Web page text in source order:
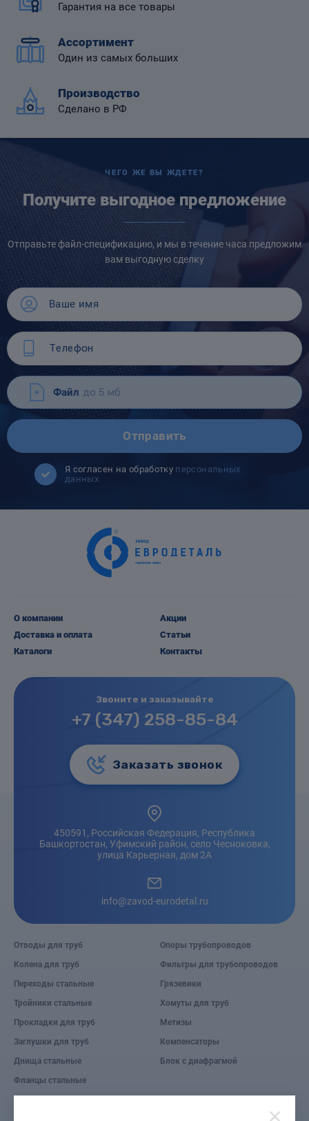
Гарантия на все товары
Ассортимент
Один из самых больших
Производство
Сделано в РФ
ЧЕГО ЖЕ ВЫ ЖДЕТЕ?
Получите выгодное предложение
Отправьте файл-спецификацию, и мы в течение часа предложим
вам выгодную сделку
Файл до 5 мб
Отправить
Я согласен на обработку персональных
данных
О компании
Доставка и оплата
Каталоги
Акции
Статьи
Контакты
Звоните и заказывайте
+7 (347) 258-85-84
Заказать звонок
450591, Российская Федерация, Республика
Башкортостан, Уфимский район, село Чесноковка,
улица Карьерная, дом 2А
info@zavod-eurodetal.ru
Отводы для труб
Колена для труб
Переходы стальные
Тройники стальные
Прокладки для труб
Заглушки для труб
Днища стальные
Фланцы стальные
Опоры трубопроводов
Фильтры для трубопроводов
Грязевики
Хомуты для труб
Метизы
Компенсаторы
Блок с диафрагмой